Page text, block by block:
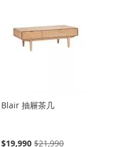
Blair 抽屜茶几
$19,990 $21,990